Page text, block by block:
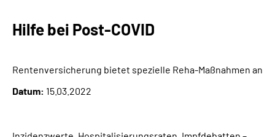
Reha-Zentren
Karriere
Hilfe bei Post-COVID
Rentenversicherung bietet spezielle Reha-Maßnahmen an
Datum: 15.03.2022